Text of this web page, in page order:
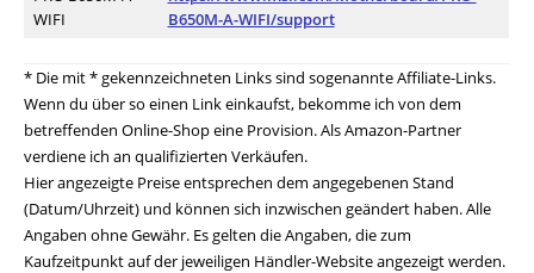
WIFI
B650M-A-WIFI/support
* Die mit * gekennzeichneten Links sind sogenannte Affiliate-Links.
Wenn du über so einen Link einkaufst, bekomme ich von dem
betreffenden Online-Shop eine Provision. Als Amazon-Partner
verdiene ich an qualifizierten Verkäufen.
Hier angezeigte Preise entsprechen dem angegebenen Stand
(Datum/Uhrzeit) und können sich inzwischen geändert haben. Alle
Angaben ohne Gewähr. Es gelten die Angaben, die zum
Kaufzeitpunkt auf der jeweiligen Händler-Website angezeigt werden.